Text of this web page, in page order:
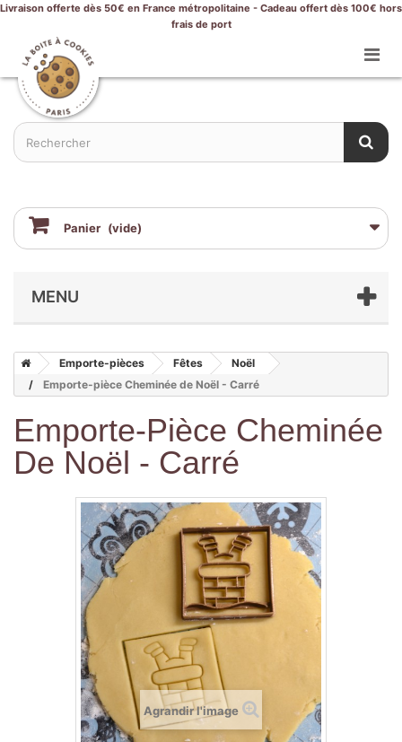
Livraison offerte dès 50€ en France métropolitaine - Cadeau offert dès 100€ hors
frais de port
Panier (vide)
MENU
Emporte-pièces Fêtes
Noël
Emporte-pièce Cheminée de Noël - Carré
Emporte-Pièce Cheminée
De Noël - Carré
Agrandir l'image